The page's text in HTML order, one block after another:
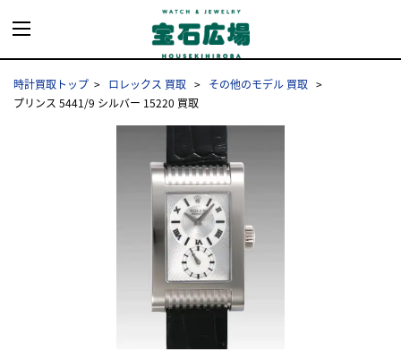
時計買取トップ ロレックス 買取
その他のモデル 買取
プリンス 5441/9 シルバー 15220 買取